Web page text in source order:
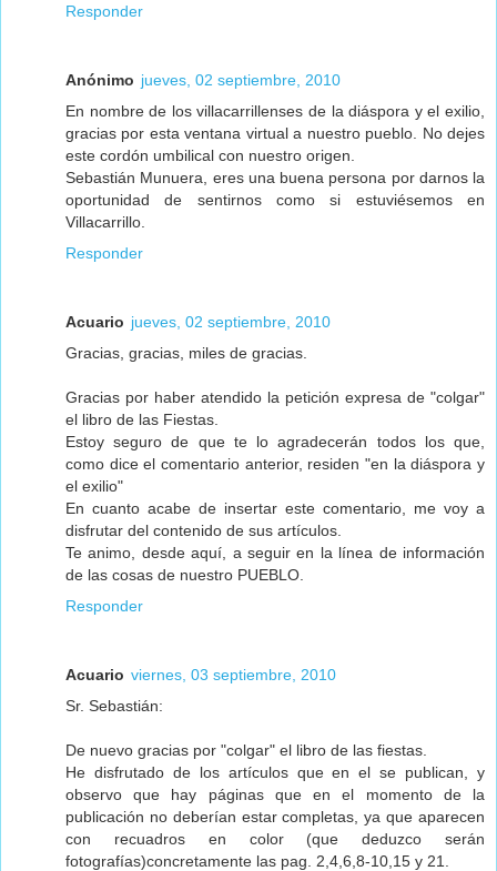
Responder
Anónimo jueves, 02 septiembre, 2010
En nombre de los villacarrillenses de la diáspora y el exilio,
gracias por esta ventana virtual a nuestro pueblo. No dejes
este cordón umbilical con nuestro origen.
Sebastián Munuera, eres una buena persona por darnos la
oportunidad de sentirnos como si estuviésemos en
Villacarrillo.
Responder
Acuario jueves, 02 septiembre, 2010
Gracias, gracias, miles de gracias.
Gracias por haber atendido la petición expresa de "colgar"
el libro de las Fiestas.
Estoy seguro de que te lo agradecerán todos los que,
como dice el comentario anterior, residen "en la diáspora y
el exilio"
En cuanto acabe de insertar este comentario, me voy a
disfrutar del contenido de sus artículos.
Te animo, desde aquí, a seguir en la línea de información
de las cosas de nuestro PUEBLO.
Responder
Acuario viernes, 03 septiembre, 2010
Sr. Sebastián:
De nuevo gracias por "colgar" el libro de las fiestas.
He disfrutado de los artículos que en el se publican, y
observo que hay páginas que en el momento de la
publicación no deberían estar completas, ya que aparecen
con recuadros en color (que deduzco serán
fotografías)concretamente las pag. 2,4,6,8-10,15 y 21.